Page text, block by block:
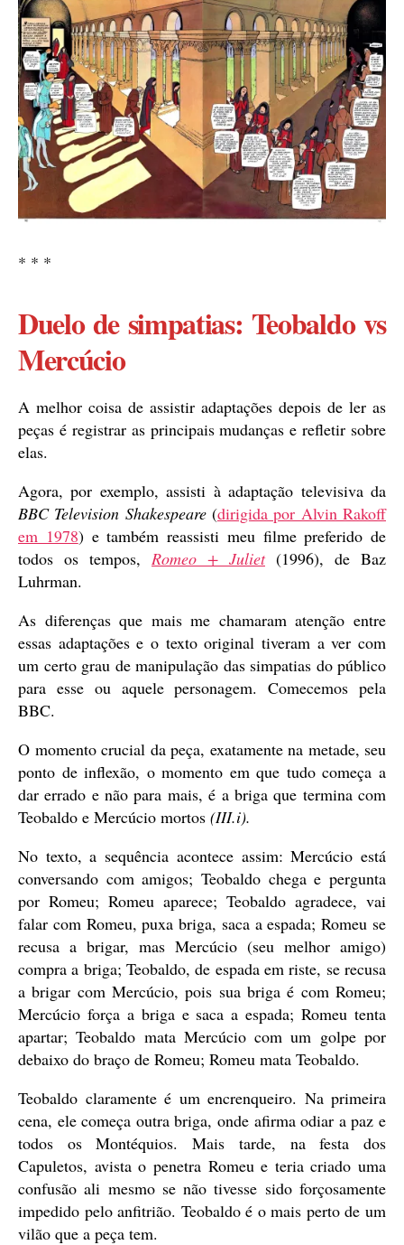
* * *
Duelo de simpatias: Teobaldo vs
Mercúcio
A melhor coisa de assistir adaptações depois de ler as
peças é registrar as principais mudanças e refletir sobre
elas.
Agora, por exemplo, assisti à adaptação televisiva da
BBC Television Shakespeare (dirigida por Alvin Rakoff
em 1978) e também reassisti meu filme preferido de
todos os tempos, Romeo + Juliet(1996), de Baz
Luhrman.
As diferenças que mais me chamaram atenção entre
essas adaptações e o texto original tiveram a ver com
um certo grau de manipulação das simpatias do público
para esse ou aquele personagem. Comecemos pela
BBC.
O momento crucial da peça, exatamente na metade, seu
ponto de inflexão, o momento em que tudo começa a
dar errado e não para mais, é a briga que termina com
Teobaldo e Mercúcio mortos (III.i).
No texto, a sequência acontece assim: Mercúcio está
conversando com amigos; Teobaldo chega e pergunta
por Romeu; Romeu aparece; Teobaldo agradece, vai
falar com Romeu, puxa briga, saca a espada; Romeu se
recusa a brigar, mas Mercúcio (seu melhor amigo)
compra a briga; Teobaldo, de espada em riste, se recusa
a brigar com Mercúcio, pois sua briga é com Romeu;
Mercúcio força a briga e saca a espada; Romeu tenta
apartar; Teobaldo mata Mercúcio com um golpe por
debaixo do braço de Romeu; Romeu mata Teobaldo.
Teobaldo claramente é um encrenqueiro. Na primeira
cena, ele começa outra briga, onde afirma odiar a paz e
todos os Montéquios. Mais tarde, na festa dos
Capuletos, avista o penetra Romeu e teria criado uma
confusão ali mesmo se não tivesse sido forçosamente
impedido pelo anfitrião. Teobaldo é o mais perto de um
vilão que a peça tem.